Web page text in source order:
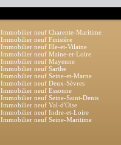
Immobilier neuf Charente-Maritime
Immobilier neuf Finistère
Immobilier neuf Ille-et-Vilaine
Immobilier neuf Maine-et-Loire
Immobilier neuf Mayenne
Immobilier neuf Sarthe
Immobilier neuf Seine-et-Marne
Immobilier neuf Deux-Sèvres
Immobilier neuf Essonne
Immobilier neuf Seine-Saint-Denis
Immobilier neuf Val-d'Oise
Immobilier neuf Indre-et-Loire
Immobilier neuf Seine-Maritime